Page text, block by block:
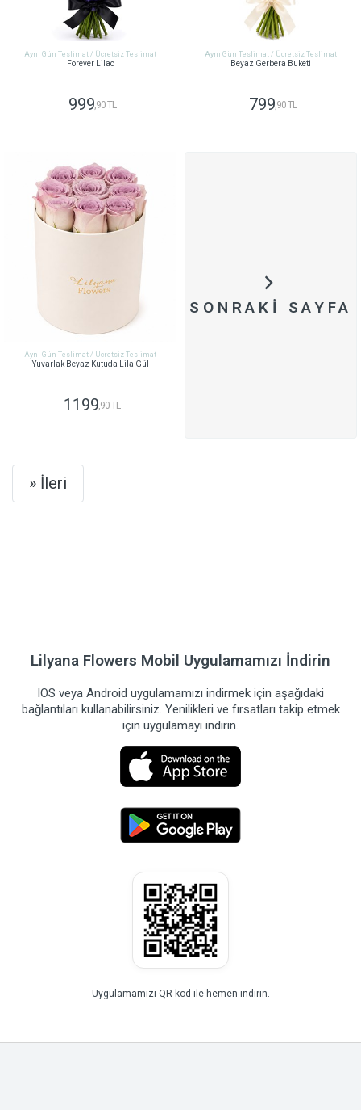
Aynı Gün Teslimat / Ücretsiz Teslimat
Forever Lilac
999,90 TL
Aynı Gün Teslimat / Ücretsiz Teslimat
Beyaz Gerbera Buketi
799,90 TL
Aynı Gün Teslimat / Ücretsiz Teslimat
Yuvarlak Beyaz Kutuda Lila Gül
1199,90 TL
SONRAKI SAYFA
» İleri
Lilyana Flowers Mobil Uygulamamızı İndirin
IOS veya Android uygulamamızı indirmek için aşağıdaki
bağlantıları kullanabilirsiniz. Yenilikleri ve fırsatları takip etmek
için uygulamayı indirin.
Uygulamamızı QR kod ile hemen indirin.